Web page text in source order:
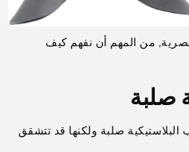
من المهم أن نفهم كيف
صلبة
صلبة ولكنها قد تتشقق